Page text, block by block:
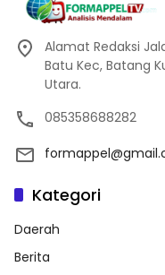
Alamat Redaksi
Batu Kec, Batang
Utara.
085358688282
Kategori
Daerah
Berita